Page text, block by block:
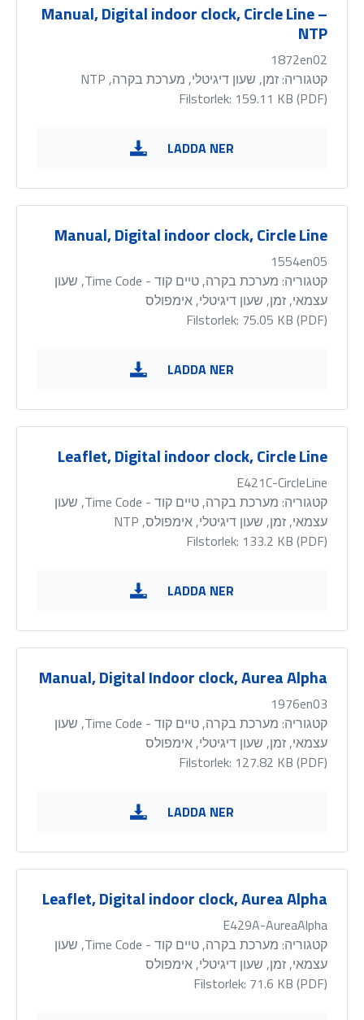
Manual, Digital indoor clock, Circle Line –
NTP
1872en02
קטגוריה:זמן, שעון דיגיטלי, מערכת בקרה, NTP
Filstorlek: 159.11 KB (PDF)
LADDA NER
Manual, Digital indoor clock, Circle Line
1554en05
קטגוריה:
מערכת בקרה, טיים קוד - Time Code, שעון
עצמאי, זמן, שעון דיגיטלי, אימפולס
Filstorlek: 75.05 KB (PDF)
LADDA NER
Leaflet, Digital indoor clock, Circle Line
E421C-CircleLine
קטגוריה:
מערכת בקרה, טיים קוד - Time Code, שעון
עצמאי, זמן, שעון דיגיטלי, אימפולס, NTP
Filstorlek: 133.2 KB (PDF)
LADDA NER
Manual, Digital Indoor clock, Aurea Alpha
1976en03
קטגוריה:
מערכת בקרה, טיים קוד - Time Code, שעון
עצמאי, זמן, שעון דיגיטלי, אימפולס
Filstorlek: 127.82 KB (PDF)
LADDA NER
Leaflet, Digital indoor clock, Aurea Alpha
E429A-AureaAlpha
קטגוריה:
מערכת בקרה, טיים קוד - Time Code, שעון
עצמאי, זמן, שעון דיגיטלי, אימפולס
Filstorlek: 71.6 KB (PDF)